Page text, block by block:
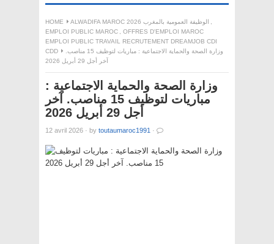
HOME ALWADIFA MAROC 2026 الوظيفة العمومية بالمغرب
,
EMPLOI PUBLIC MAROC , OFFRES D'EMPLOI MAROC
EMPLOI PUBLIC TRAVAIL RECRUTEMENT DREAMJOB CDI
CDD
وزارة الصحة والحماية الاجتماعية : مباريات لتوظيف 15 مناصب.
آخر أجل 29 أبريل 2026
وزارة الصحة والحماية الاجتماعية :
مباريات لتوظيف 15 مناصب. آخر
أجل 29 أبريل 2026
12 avril 2026 · by toutaumaroc1991 ·